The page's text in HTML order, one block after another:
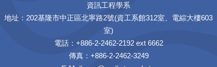
資訊工程學系
地址：202基隆市中正區北寧路2號(資工系館312室、電綜大樓603
室)
電話：+886-2-2462-2192 ext 6662
傳真：+886-2-2462-3249